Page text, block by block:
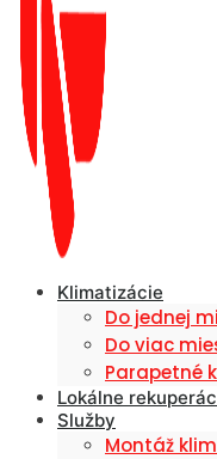
Klimatizácie
Do jednej
Do viac
Parapetné
Lokálne
Služby
Montáž